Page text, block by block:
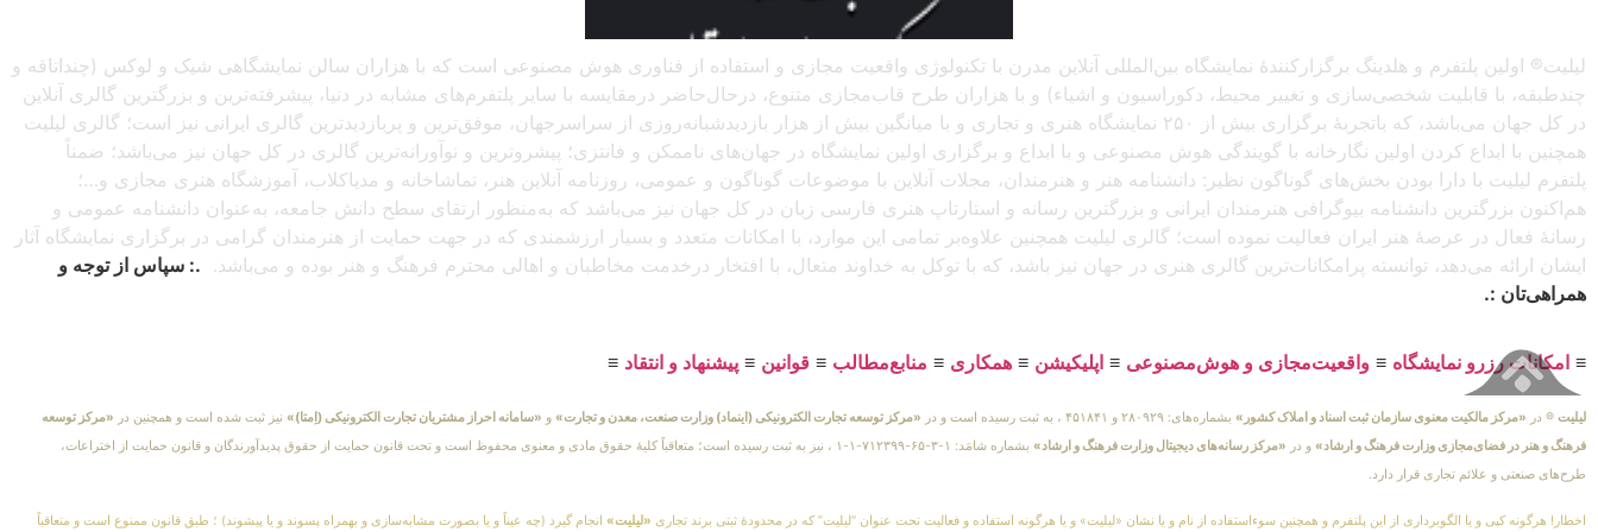
لیلیت® اولین پلتفرم و هلدینگ برگزارکنندهٔ نمایشگاه بین‌المللی آنلاین مدرن با تکنولوژی واقعیت مجازی و استفاده از فناوری هوش مصنوعی است که با هزاران سالن نمایشگاهی شیک و لوکس (چنداتاقه و
چندطبقه، با قابلیت شخصی‌سازی و تغییر محیط، دکوراسیون و اشیاء) و با هزاران طرح قاب‌مجازی متنوع، درحال‌حاضر درمقایسه با سایر پلتفرم‌های مشابه در دنیا، پیشرفته‌ترین و بزرگترین گالری آنلاین
در کل جهان می‌باشد، که باتجربهٔ برگزاری بیش از ۲۵۰ نمایشگاه هنری و تجاری و با میانگین بیش از هزار بازدیدشبانه‌روزی از سراسرجهان، موفق‌ترین و پربازدیدترین گالری ایرانی نیز است؛ گالری لیلیت
همچنین با ابداع کردن اولین نگارخانه با گویندگی هوش مصنوعی و با ابداع و برگزاری اولین نمایشگاه در جهان‌های ناممکن و فانتزی؛ پیشروترین و نوآورانه‌ترین گالری در کل جهان نیز می‌باشد؛ ضمناً
پلتفرم لیلیت با دارا بودن بخش‌های گوناگون نظیر: دانشنامه هنر و هنرمندان، مجلات آنلاین با موضوعات گوناگون و عمومی، روزنامه آنلاین هنر، تماشاخانه و مدیاکلاب، آموزشگاه هنری مجازی و…؛
هم‌اکنون بزرگترین دانشنامه بیوگرافی هنرمندان ایرانی و بزرگترین رسانه و استارتاپ هنری فارسی زبان در کل جهان نیز می‌باشد که به‌منظور ارتقای سطح دانش جامعه، به‌عنوان دانشنامه عمومی و
رسانهٔ فعال در عرصهٔ هنر ایران فعالیت نموده است؛ گالری لیلیت همچنین علاوه‌بر تمامی این موارد، با امکانات متعدد و بسیار ارزشمندی که در جهت حمایت از هنرمندان گرامی در برگزاری نمایشگاه آثار
ایشان ارائه می‌دهد، توانسته پرامکانات‌ترین گالری هنری در جهان نیز باشد، که با توکل به خداوند متعال، با افتخار درخدمت مخاطبان و اهالی محترم فرهنگ و هنر بوده و می‌باشد. .: سپاس از توجه و
همراهی‌تان :.
≡ امکانات رزرو نمایشگاه ≡ واقعیت‌مجازی و هوش‌مصنوعی ≡ اپلیکیشن ≡ همکاری ≡ منابع‌مطالب ≡ قوانین ≡ پیشنهاد و انتقاد ≡
لیلیت ® در «مرکز مالکیت معنوی سازمان ثبت اسناد و املاک کشور» بشماره‌های: ۲۸۰۹۲۹ و ۴۵۱۸۴۱ ، به ثبت رسیده است و در «مرکز توسعه تجارت الکترونیکی (اینماد) وزارت صنعت، معدن و تجارت» و «سامانه احراز مشتریان تجارت الکترونیکی (اِمتا)» نیز ثبت شده است و همچنین در «مرکز توسعه
فرهنگ و هنر در فضای‌مجازی وزارت فرهنگ و ارشاد» و در «مرکز رسانه‌های دیجیتال وزارت فرهنگ و ارشاد»
بشماره شامَد: ۱-۳-۶۵-۷۱۲۳۹۹-۱-۱ ، نیز به ثبت رسیده است؛ متعاقباً کلیهٔ حقوق مادی و معنوی محفوظ است و تحت قانون حمایت از حقوق پدیدآورندگان و قانون حمایت از اختراعات،
طرح‌های صنعتی و علائم تجاری قرار دارد.
اخطار! هرگونه کپی و یا الگوبرداری از این پلتفرم و همچنین سوءاستفاده از نام و یا نشان «لیلیت» و یا هرگونه استفاده و فعالیت تحت عنوان “لیلیت” که در محدودهٔ ثبتی برند تجاری «لیلیت» انجام گیرد (چه عیناً و یا بصورت مشابه‌سازی و بهمراه پسوند و یا پیشوند) ؛ طبق قانون ممنوع است و متعاقباً